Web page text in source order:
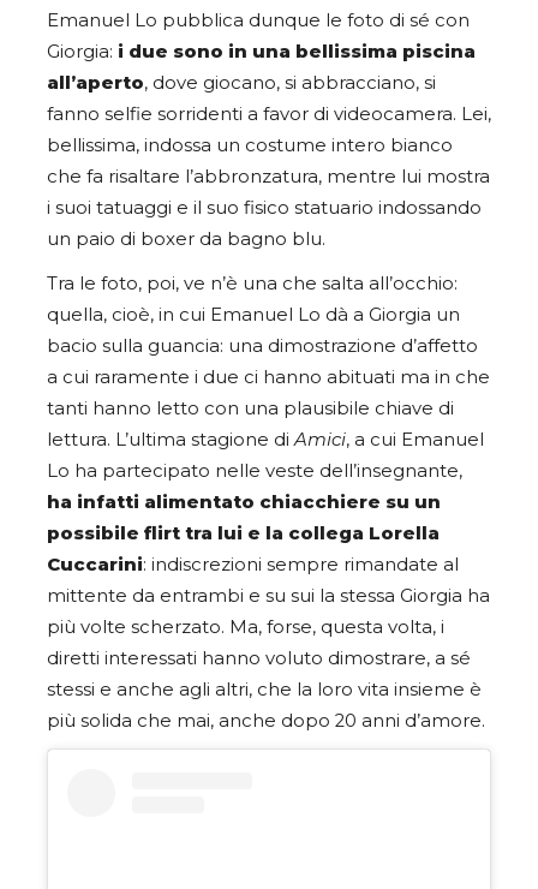
Emanuel Lo pubblica dunque le foto di sé con
Giorgia: i due sono in una bellissima piscina
all’aperto, dove giocano, si abbracciano, si
fanno selfie sorridenti a favor di videocamera. Lei,
bellissima, indossa un costume intero bianco
che fa risaltare l’abbronzatura, mentre lui mostra
i suoi tatuaggi e il suo fisico statuario indossando
un paio di boxer da bagno blu.
Tra le foto, poi, ve n’è una che salta all’occhio:
quella, cioè, in cui Emanuel Lo dà a Giorgia un
bacio sulla guancia: una dimostrazione d’affetto
a cui raramente i due ci hanno abituati ma in che
tanti hanno letto con una plausibile chiave di
lettura. L’ultima stagione di Amici, a cui Emanuel
Lo ha partecipato nelle veste dell’insegnante,
ha infatti alimentato chiacchiere su un
possibile flirt tra lui e la collega Lorella
Cuccarini: indiscrezioni sempre rimandate al
mittente da entrambi e su sui la stessa Giorgia ha
più volte scherzato. Ma, forse, questa volta, i
diretti interessati hanno voluto dimostrare, a sé
stessi e anche agli altri, che la loro vita insieme è
più solida che mai, anche dopo 20 anni d’amore.